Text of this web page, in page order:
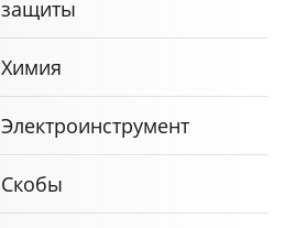
защиты
Химия
Электроинструмент
Скобы